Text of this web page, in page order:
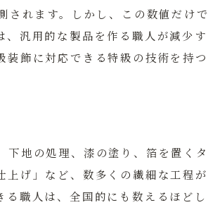
されます。しかし、この数値だけで
、汎用的な製品を作る職人が減少す
装飾に対応できる特級の技術を持つ
地の処理、漆の塗り、箔を置くタ
げ」など、数多くの繊細な工程が
職人は、全国的にも数えるほどし